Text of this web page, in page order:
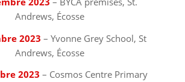
Andrews, Écosse
2023 – Yvonne Grey School, St
Andrews, Écosse
2023 – Cosmos Centre Primary